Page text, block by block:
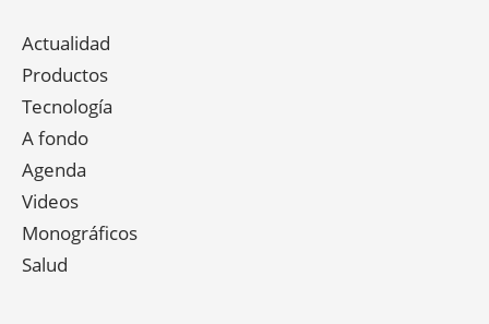
Actualidad
Productos
Tecnología
A fondo
Agenda
Videos
Monográficos
Salud